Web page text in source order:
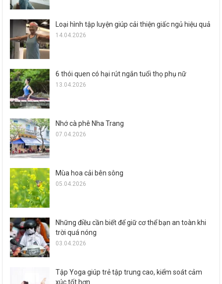
Loại hình tập luyện giúp cải thiện giấc ngủ hiệu quả
14.04.2026
6 thói quen có hại rút ngắn tuổi thọ phụ nữ
13.04.2026
Nhớ cà phê Nha Trang
07.04.2026
Mùa hoa cải bên sông
05.04.2026
Những điều cần biết để giữ cơ thể bạn an toàn khi
trời quá nóng
03.04.2026
Tập Yoga giúp trẻ tập trung cao, kiểm soát cảm
xúc tốt hơn